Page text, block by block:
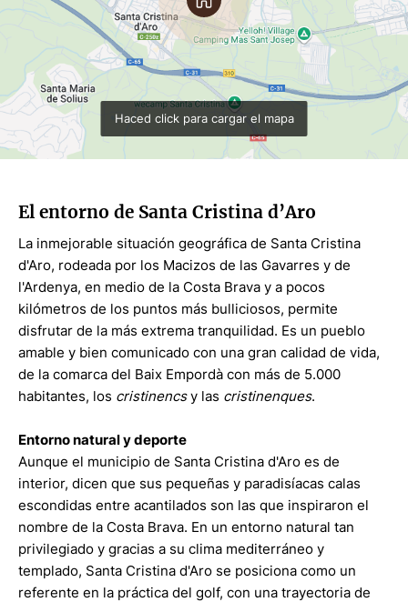
Haced click para cargar el mapa
El entorno de Santa Cristina d’Aro
La inmejorable situación geográfica de Santa Cristina
d'Aro, rodeada por los Macizos de las Gavarres y de
l'Ardenya, en medio de la Costa Brava y a pocos
kilómetros de los puntos más bulliciosos, permite
disfrutar de la más extrema tranquilidad. Es un pueblo
amable y bien comunicado con una gran calidad de vida,
de la comarca del Baix Empordà con más de 5.000
habitantes, los cristinencsy las cristinenques.
Entorno natural y deporte
Aunque el municipio de Santa Cristina d'Aro es de
interior, dicen que sus pequeñas y paradisíacas calas
escondidas entre acantilados son las que inspiraron el
nombre de la Costa Brava. En un entorno natural tan
privilegiado y gracias a su clima mediterráneo y
templado, Santa Cristina d'Aro se posiciona como un
referente en la práctica del golf, con una trayectoria de